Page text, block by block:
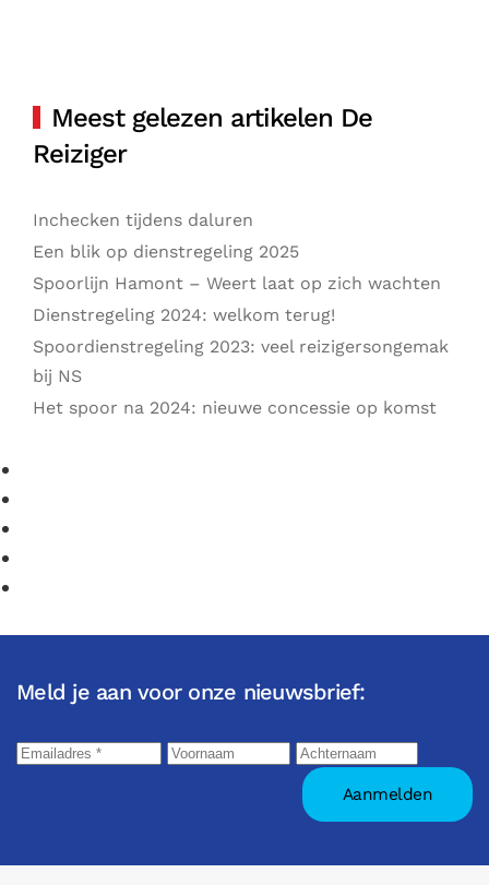
Meest gelezen artikelen De
Reiziger
Inchecken tijdens daluren
Een blik op dienstregeling 2025
Spoorlijn Hamont – Weert laat op zich wachten
Dienstregeling 2024: welkom terug!
Spoordienstregeling 2023: veel reizigersongemak
bij NS
Het spoor na 2024: nieuwe concessie op komst
Meld je aan voor onze nieuwsbrief: